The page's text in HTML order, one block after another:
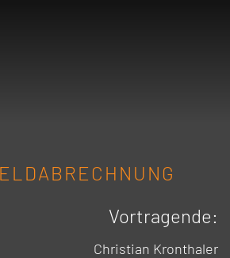
Vortragende:
Christian Kronthaler